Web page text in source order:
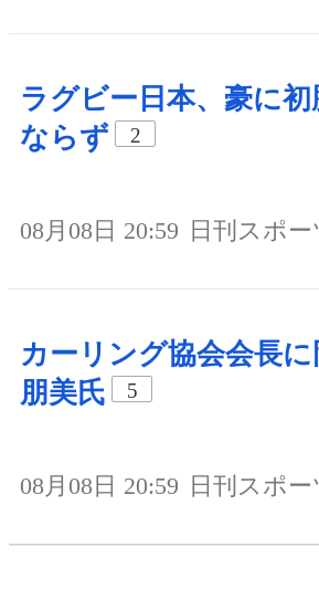
ラグビー日本、豪に初
ならず
2
08月08日 20:59 日刊スポー
カーリング協会会長に
朋美氏
5
08月08日 20:59 日刊スポー